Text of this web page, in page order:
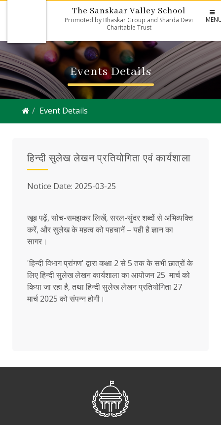
The Sanskaar Valley School
Promoted by Bhaskar Group and Sharda Devi
Charitable Trust
Events Details
Event Details
हिन्दी सुलेख लेखन प्रतियोगिता एवं कार्यशाला
Notice Date: 2025-03-25
खूब पढ़ें, सोच-समझकर लिखें, सरल-सुंदर शब्दों से अभिव्यक्ति
करें, और सुलेख के महत्व को पहचानें – यही है ज्ञान का
सागर।
'हिन्दी विभाग प्रांगण' द्वारा कक्षा 2 से 5 तक के सभी छात्रों के
लिए हिन्दी सुलेख लेखन कार्यशाला का आयोजन 25 मार्च को
किया जा रहा है, तथा हिन्दी सुलेख लेखन प्रतियोगिता 27
मार्च 2025 को संपन्न होगी।